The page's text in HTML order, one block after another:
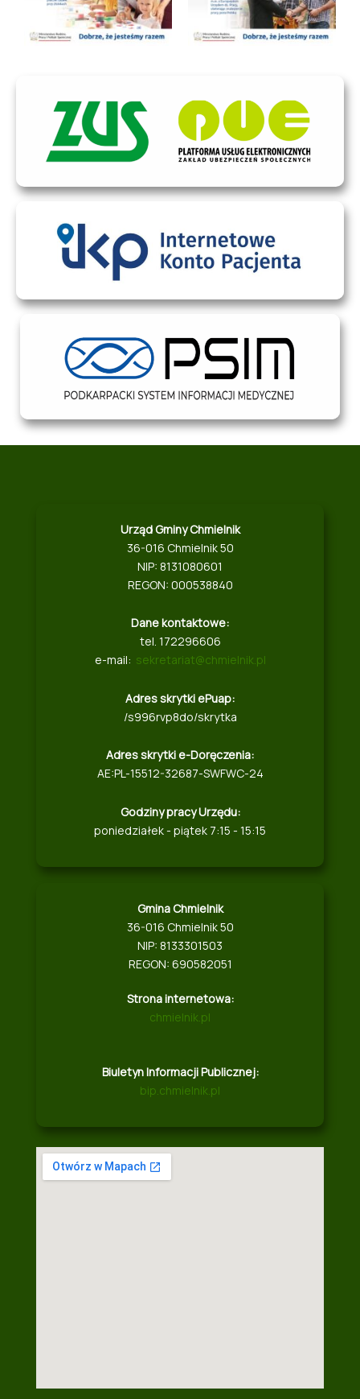
Urząd Gminy Chmielnik
36-016 Chmielnik 50
NIP: 8131080601
REGON: 000538840
Dane kontaktowe:
tel. 172296606
e-mail: sekretariat@chmielnik.pl
Adres skrytki ePuap:
/s996rvp8do/skrytka
Adres skrytki e-Doręczenia:
AE:PL-15512-32687-SWFWC-24
Godziny pracy Urzędu:
poniedziałek - piątek 7:15 - 15:15
Gmina Chmielnik
36-016 Chmielnik 50
NIP: 8133301503
REGON: 690582051
Strona internetowa:
chmielnik.pl
Biuletyn Informacji Publicznej:
bip.chmielnik.pl